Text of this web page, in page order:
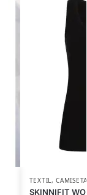
TEXTIL,
SKINNIFIT